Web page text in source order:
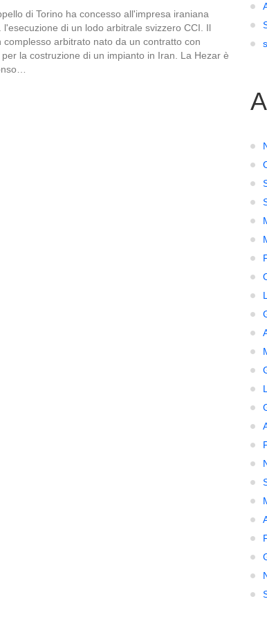
di Torino ha concesso all'impresa iraniana
di un lodo arbitrale svizzero CCI. Il
arbitrato nato da un contratto con
la costruzione di un impianto in Iran. La Hezar è